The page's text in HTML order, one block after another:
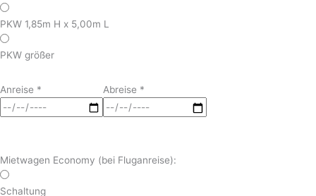
PKW 1,85m H x 5,00m L
PKW größer
Anreise * Abreise *
Mietwagen Economy (bei Fluganreise):
Schaltung